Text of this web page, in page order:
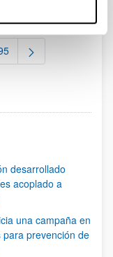
intermedias Use TAB
Página
desarrollado
acoplado a
una campaña en
prevención de